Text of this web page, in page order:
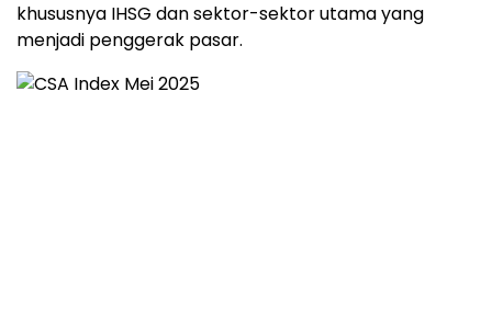
khususnya IHSG dansektor-sektorutamayang
menjadi penggerak pasar.